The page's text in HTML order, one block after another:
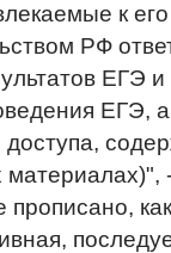
к
РФ
ЕГЭ
ЕГЭ,
доступа,